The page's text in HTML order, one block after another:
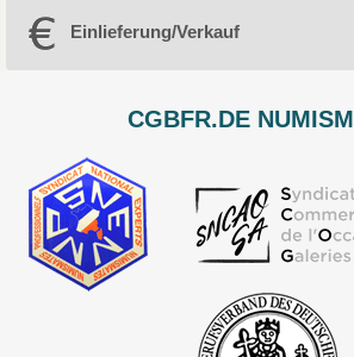
Einlieferung/Verkauf
CGBFR.DE